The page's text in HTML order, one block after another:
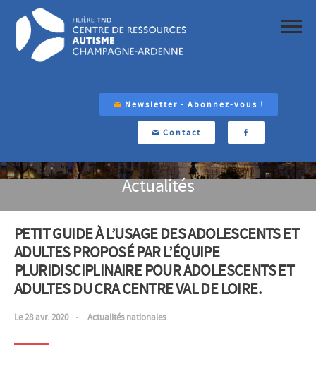
Newsletter - Abonnez-vous !
Contact
Actualités
PETIT GUIDE À L’USAGE DES ADOLESCENTS ET
ADULTES PROPOSÉ PAR L’ÉQUIPE
PLURIDISCIPLINAIRE POUR ADOLESCENTS ET
ADULTES DU CRA CENTRE VAL DE LOIRE.
Le 28 avr. 2020 Actualités nationales